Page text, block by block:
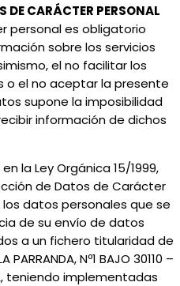
DE CARÁCTER PERSONAL
personal es obligatorio
sobre los servicios
el no facilitar los
o el no aceptar la presente
supone la imposibilidad
información de dichos
la Ley Orgánica 15/1999,
de Datos de Carácter
datos personales que se
de su envío de datos
a un fichero titularidad de
Nº1 BAJO 30110 –
teniendo implementadas